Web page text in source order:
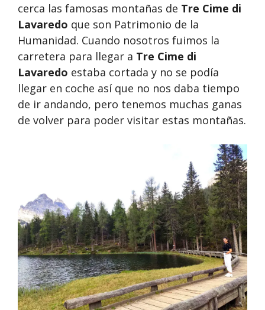
cerca las famosas montañas de Tre Cime di
Lavaredo que son Patrimonio de la
Humanidad. Cuando nosotros fuimos la
carretera para llegar a Tre Cime di
Lavaredo estaba cortada y no se podía
llegar en coche así que no nos daba tiempo
de ir andando, pero tenemos muchas ganas
de volver para poder visitar estas montañas.